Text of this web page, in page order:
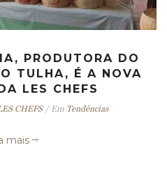
PRODUTORA DO
TULHA, É A NOVA
LES CHEFS
CHEFS/ Em Tendências
mais